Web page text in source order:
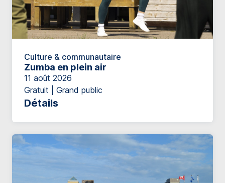
Culture & communautaire
Zumba en plein air
11 août 2026
Gratuit | Grand public
Détails